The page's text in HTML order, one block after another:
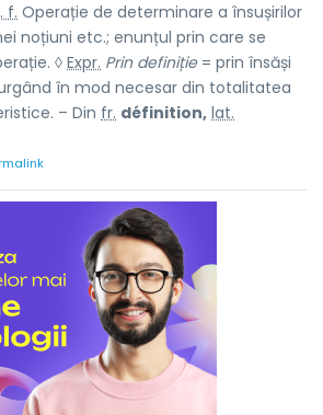
f.Operație de determinare a însușirilor
noțiuni etc.; enunțul prin care se
◊Expr. Prin definiție= prin însăși
în mod necesar din totalitatea
– Din fr. définition, lat.